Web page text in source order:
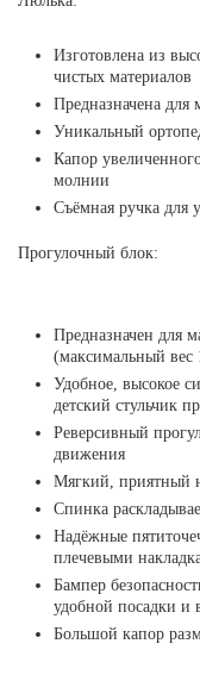
Изготовлена из
чистых материалов
Предназначена
Уникальный
Капор
молнии
Съёмная ручка для
Прогулочный блок:
Предназначен для
(максимальный вес
Удобное, высокое
детский стульчик
Реверсивный
движения
Мягкий, приятный
Спинка
Надёжные
плечевыми
Бампер
удобной посадки и
Большой капор